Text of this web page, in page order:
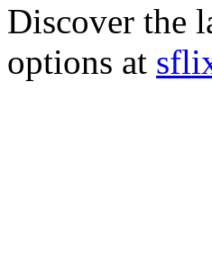
Discover the
options at